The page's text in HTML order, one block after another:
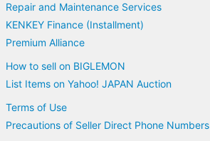
Repair and Maintenance Services
KENKEY Finance (Installment)
Premium Alliance
How to sell on BIGLEMON
List Items on Yahoo! JAPAN Auction
Terms of Use
Precautions of Seller Direct Phone Numbers